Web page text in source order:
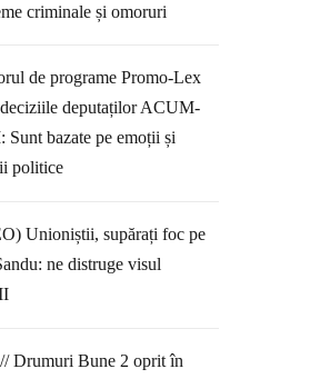
criminale și omoruri
de programe Promo-Lex
deputaților ACUM-
Sunt bazate pe emoții și
politice
Unioniștii, supărați foc pe
ne distruge visul
Drumuri Bune 2 oprit în